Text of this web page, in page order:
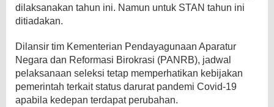
dilaksanakan tahun ini. Namun untuk STAN tahun ini
ditiadakan.
Dilansir tim Kementerian Pendayagunaan Aparatur
Negara dan Reformasi Birokrasi (PANRB), jadwal
pelaksanaan seleksi tetap memperhatikan kebijakan
pemerintah terkait status darurat pandemi Covid-19
apabila kedepan terdapat perubahan.